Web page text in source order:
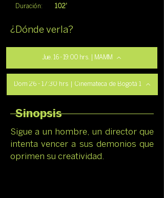
Duración: 102'
¿Dónde verla?
Jue. 16 - 19:00 hrs. | MAMM
Dom 26 - 17:30 hrs | Cinemateca de Bogotá 1
Sinopsis
Sigue a un hombre, un director que
intenta vencer a sus demonios que
oprimen su creatividad.